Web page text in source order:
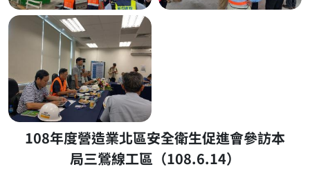
108年度營造業北區安全衛生促進會參訪本
局三鶯線工區（108.6.14）